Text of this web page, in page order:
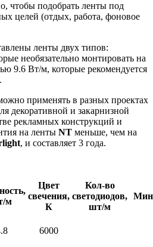
чтобы подобрать ленты под
целей (отдых, работа, фоновое
ленты двух типов:
необязательно монтировать на
9.6 Вт/м, которые рекомендуется
применять в разных проектах
декоративной и закарнизной
рекламных конструкций и
на ленты NT меньше, чем на
, и составляет 3 года.
м
Цвет
свечения,
К
Кол-во
светодиодов,
шт/м
6000